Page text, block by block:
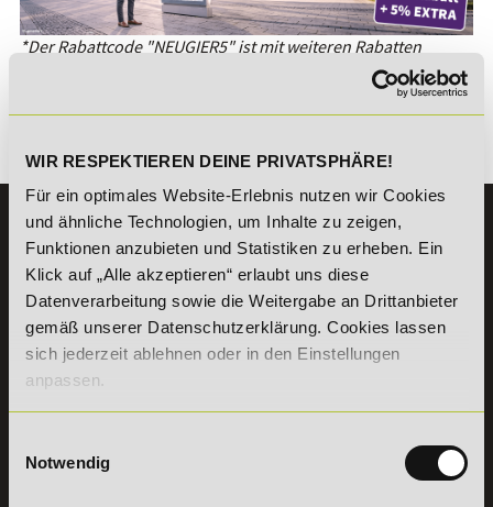
WIR RESPEKTIEREN DEINE PRIVATSPHÄRE!
Für ein optimales Website-Erlebnis nutzen wir Cookies
und ähnliche Technologien, um Inhalte zu zeigen,
Funktionen anzubieten und Statistiken zu erheben. Ein
Klick auf „Alle akzeptieren“ erlaubt uns diese
Datenverarbeitung sowie die Weitergabe an Drittanbieter
gemäß unserer Datenschutzerklärung. Cookies lassen
sich jederzeit ablehnen oder in den Einstellungen
anpassen.
Notwendig
*Der Rabattcode "NEUGIER5" ist mit weiteren Rabatten
Es gibt keine Einträge mit diesem Anfangsbuchstaben.
KONTAKT
07191 - 22986 - 0
+49 (0) 7191 9513203
DeLSt GmbH - Deutsches eLearning Studieninstitut
Willy-Brandt-Platz 2
71522
Erreichbarkeit: